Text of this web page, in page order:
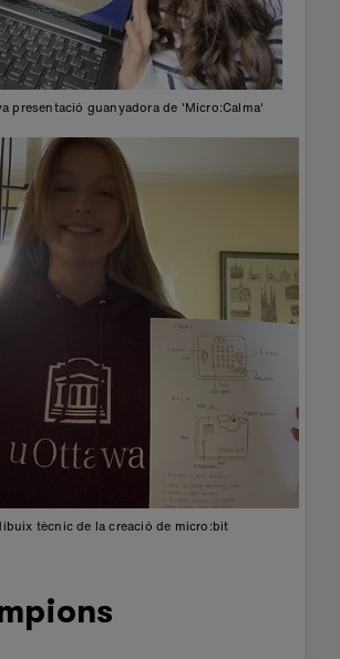
presentació guanyadora de 'Micro:Calma'
tècnic de la creació de micro:bit